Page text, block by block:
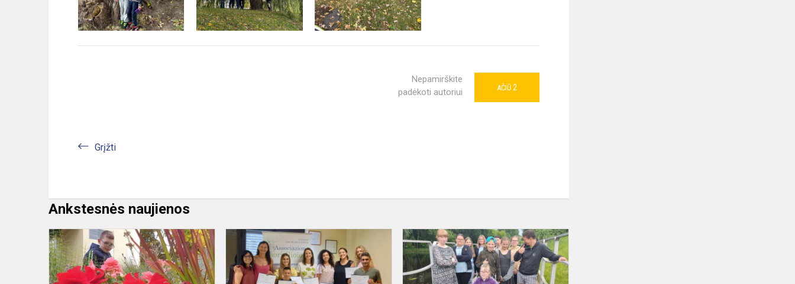
Nepamirškite
padėkoti autoriui
AČIŪ 2
Grįžti
Ankstesnės naujienos
Aplinkos
tvarkymo
akcija
„Žalioji
Tarptautiniai
projekto
„Klausyk,
analizuok,
Projekto
gyvenime!“
žygis